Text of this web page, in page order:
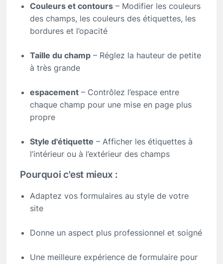
Couleurs et contours – Modifier les couleurs
des champs, les couleurs des étiquettes, les
bordures et l’opacité
Taille du champ – Réglez la hauteur de petite
à très grande
espacement – Contrôlez l’espace entre
chaque champ pour une mise en page plus
propre
Style d'étiquette – Afficher les étiquettes à
l’intérieur ou à l’extérieur des champs
Pourquoi c'est mieux :
Adaptez vos formulaires au style de votre
site
Donne un aspect plus professionnel et soigné
Une meilleure expérience de formulaire pour